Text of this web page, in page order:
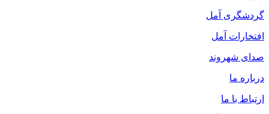
گردشگری آمل
افتخارات آمل
صدای شهروند
درباره ما
ارتباط با ما